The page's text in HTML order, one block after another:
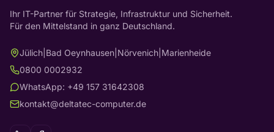
Ihr IT-Partner für Strategie, Infrastruktur und Sicherheit.
Für den Mittelstand in ganz Deutschland.
Jülich Bad Oeynhausen Nörvenich Marienheide
0800 0002932
WhatsApp: +49 157 31642308
kontakt@deltatec-computer.de